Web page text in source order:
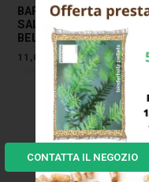
BARATTOLO CERAMICA
SALE 10×10 H 13
BELLINTAVOLA
11,00
CONTATTA IL NEGOZIO